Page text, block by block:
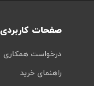
صفحات کاربردی
درخواست همکاری
راهنمای خرید